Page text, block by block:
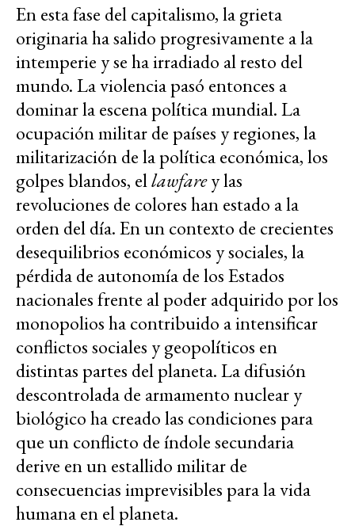
En esta fase del capitalismo, la grieta
originaria ha salido progresivamente a la
intemperie y se ha irradiado al resto del
mundo. La violencia pasó entonces a
dominar la escena política mundial. La
ocupación militar de países y regiones, la
militarización de la política económica, los
golpes blandos, ellawfarey las
revoluciones de colores han estado a la
orden del día. En un contexto de crecientes
desequilibrios económicos y sociales, la
pérdida de autonomía de los Estados
nacionales frente al poder adquirido por los
monopolios ha contribuido a intensificar
conflictos sociales y geopolíticos en
distintas partes del planeta. La difusión
descontrolada de armamento nuclear y
biológico ha creado las condiciones para
que un conflicto de índole secundaria
derive en un estallido militar de
consecuencias imprevisibles para la vida
humana en el planeta.